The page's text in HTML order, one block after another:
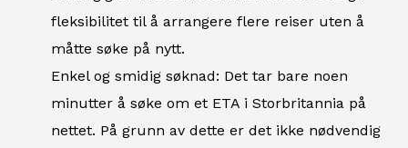
fleksibilitet til å arrangere flere reiser uten å
måtte søke på nytt.
Enkel og smidig søknad: Det tar bare noen
minutter å søke om et ETA i Storbritannia på
nettet. På grunn av dette er det ikke nødvendig